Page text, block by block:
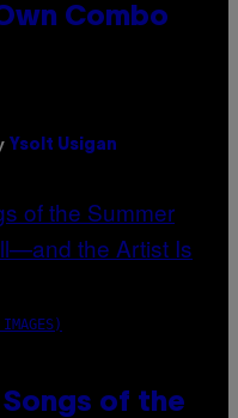
Combo
Ysolt Usigan
of the